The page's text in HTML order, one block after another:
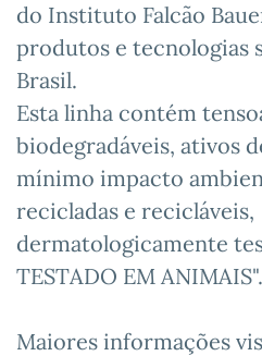
do Instituto Falcão
produtos e tecnologias
Brasil.
Esta linha contém
biodegradáveis, ativos
mínimo impacto
recicladas e recicláveis,
dermatologicamente
TESTADO EM ANIMAIS".
Maiores informações